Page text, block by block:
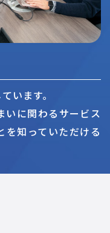
います。
いに関わるサービス
を知っていただける